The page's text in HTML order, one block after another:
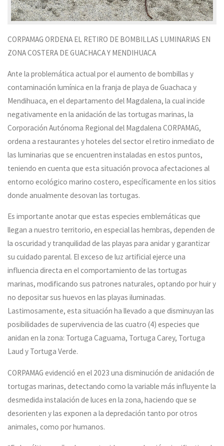
CORPAMAG ORDENA EL RETIRO DE BOMBILLAS LUMINARIAS EN
ZONA COSTERA DE GUACHACA Y MENDIHUACA
Ante la problemática actual por el aumento de bombillas y
contaminación lumínica en la franja de playa de Guachaca y
Mendihuaca, en el departamento del Magdalena, la cual incide
negativamente en la anidación de las tortugas marinas, la
Corporación Autónoma Regional del Magdalena CORPAMAG,
ordena a restaurantes y hoteles del sector el retiro inmediato de
las luminarias que se encuentren instaladas en estos puntos,
teniendo en cuenta que esta situación provoca afectaciones al
entorno ecológico marino costero, específicamente en los sitios
donde anualmente desovan las tortugas.
Es importante anotar que estas especies emblemáticas que
llegan a nuestro territorio, en especial las hembras, dependen de
la oscuridad y tranquilidad de las playas para anidar y garantizar
su cuidado parental. El exceso de luz artificial ejerce una
influencia directa en el comportamiento de las tortugas
marinas, modificando sus patrones naturales, optando por huir y
no depositar sus huevos en las playas iluminadas.
Lastimosamente, esta situación ha llevado a que disminuyan las
posibilidades de supervivencia de las cuatro (4) especies que
anidan en la zona: Tortuga Caguama, Tortuga Carey, Tortuga
Laud y Tortuga Verde.
CORPAMAG evidenció en el 2023 una disminución de anidación de
tortugas marinas, detectando como la variable más influyente la
desmedida instalación de luces en la zona, haciendo que se
desorienten y las exponen a la depredación tanto por otros
animales, como por humanos.